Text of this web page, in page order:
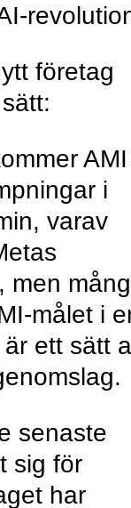
företag
AMI
i
varav
men
målet i
ett sätt
senaste
sig för
har